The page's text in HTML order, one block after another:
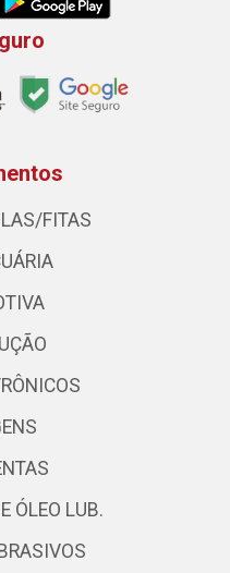
FITAS
ÓLEO LUB.